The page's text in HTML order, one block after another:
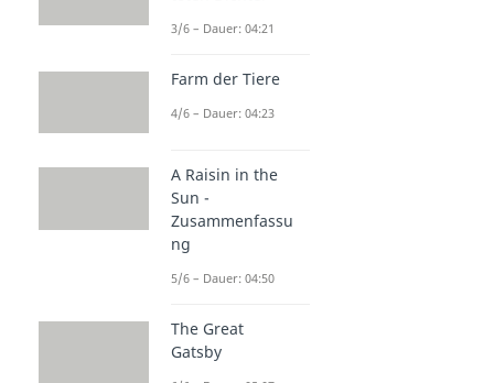
3/6 – Dauer: 04:21
Farm der Tiere
4/6 – Dauer: 04:23
A Raisin in the
Sun -
Zusammenfassu
ng
5/6 – Dauer: 04:50
The Great
Gatsby